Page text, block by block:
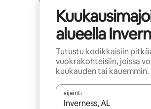
alueella
Tutustu kodikkaisiin
vuokrakohteisiin, joissa
kuukauden tai kauemmin.
sijainti
Kun tulokset ovat